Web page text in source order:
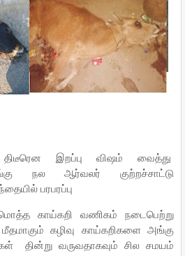
திடீரென இறப்பு விஷம் வைத்து
நல ஆர்வலர் குற்றச்சாட்டு
பரபரப்பு
காய்கறி வணிகம் நடைபெற்று
மீதமாகும் கழிவு காய்கறிகளை அங்கு
தின்று வருவதாகவும் சில சமயம்